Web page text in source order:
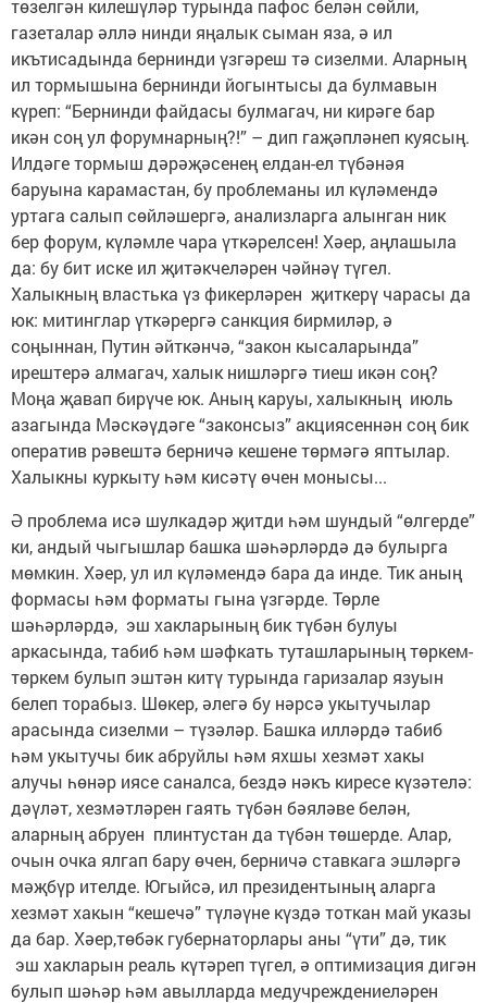
төзелгән килешүләр турында пафос белән сөйли,
газеталар әллә нинди яңалык сыман яза, ә ил
икътисадында бернинди үзгәреш тә сизелми. Аларның
ил тормышына бернинди йогынтысы да булмавын
күреп: “Бернинди файдасы булмагач, ни кирәге бар
икән соң ул форумнарның?!” – дип гаҗәпләнеп куясың.
Илдәге тормыш дәрәҗәсенең елдан-ел түбәнәя
баруына карамастан, бу проблеманы ил күләмендә
уртага салып сөйләшергә, анализларга алынган ник
бер форум, күләмле чара үткәрелсен! Хәер, аңлашыла
да: бу бит иске ил җитәкчеләрен чәйнәү түгел.
Халыкның властька үз фикерләрен җиткерү чарасы да
юк: митинглар үткәрергә санкция бирмиләр, ә
соңыннан, Путин әйткәнчә, “закон кысаларында”
ирештерә алмагач, халык нишләргә тиеш икән соң?
Моңа җавап бирүче юк. Аның каруы, халыкның июль
азагында Мәскәүдәге “законсыз” акциясеннән соң бик
оператив рәвештә берничә кешене төрмәгә яптылар.
Халыкны куркыту һәм кисәтү өчен монысы...
Ә проблема исә шулкадәр җитди һәм шундый “өлгерде”
ки, андый чыгышлар башка шәһәрләрдә дә булырга
мөмкин. Хәер, ул ил күләмендә бара да инде. Тик аның
формасы һәм форматы гына үзгәрде. Төрле
шәһәрләрдә, эш хакларының бик түбән булуы
аркасында, табиб һәм шәфкать туташларының төркем-
төркем булып эштән китү турында гаризалар язуын
белеп торабыз. Шөкер, әлегә бу нәрсә укытучылар
арасында сизелми – түзәләр. Башка илләрдә табиб
һәм укытучы бик абруйлы һәм яхшы хезмәт хакы
алучы һөнәр иясе саналса, бездә нәкъ киресе күзәтелә:
дәүләт, хезмәтләрен гаять түбән бәяләве белән,
аларның абруен плинтустан да түбән төшерде. Алар,
очын очка ялгап бару өчен, берничә ставкага эшләргә
мәҗбүр ителде. Югыйсә, ил президентының аларга
хезмәт хакын “кешечә” түләүне күздә тоткан май указы
да бар. Хәер,төбәк губернаторлары аны “үти” дә, тик
эш хакларын реаль күтәреп түгел, ә оптимизация дигән
булып шәһәр һәм авылларда медучреждениеләрен